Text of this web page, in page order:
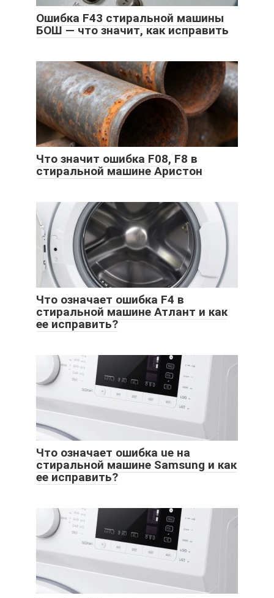
Ошибка F43 стиральной машины
БОШ — что значит, как исправить
Что значит ошибка F08, F8 в
стиральной машине Аристон
Что означает ошибка F4 в
стиральной машине Атлант и как
ее исправить?
Что означает ошибка ue на
стиральной машине Samsung и как
ее исправить?